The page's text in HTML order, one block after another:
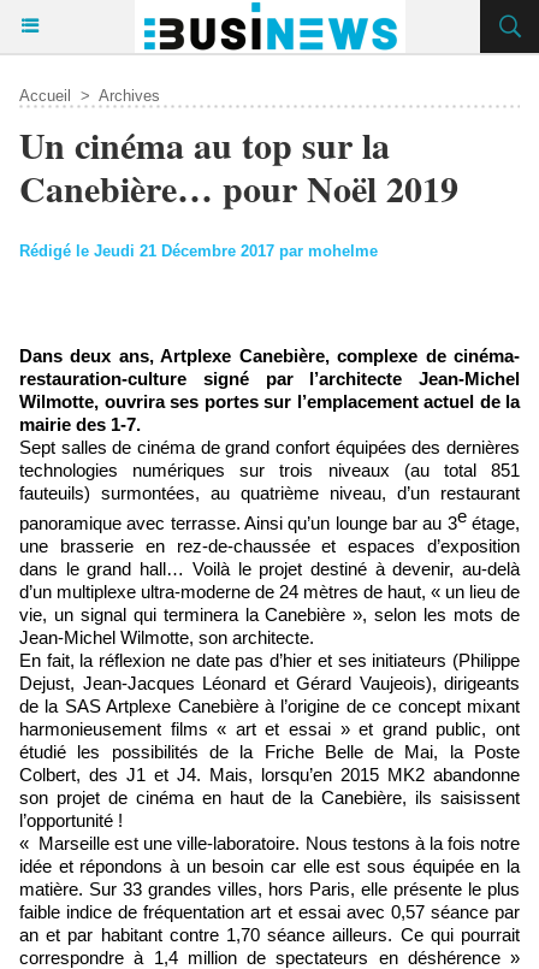
Accueil > Archives
Un cinéma au top sur la
Canebière… pour Noël 2019
Rédigé le Jeudi 21 Décembre 2017 par mohelme
Dans deux ans, Artplexe Canebière, complexe de cinéma-
restauration-culture signé par l’architecte Jean-Michel
Wilmotte, ouvrira ses portes sur l’emplacement actuel de la
mairie des 1-7.
Sept salles de cinéma de grand confort équipées des dernières
technologies numériques sur trois niveaux (au total 851
fauteuils) surmontées, au quatrième niveau, d’un restaurant
panoramique avec terrasse. Ainsi qu’un lounge bar au 3eétage,
une brasserie en rez-de-chaussée et espaces d’exposition
dans le grand hall… Voilà le projet destiné à devenir, au-delà
d’un multiplexe ultra-moderne de 24 mètres de haut, « un lieu de
vie, un signal qui terminera la Canebière », selon les mots de
Jean-Michel Wilmotte, son architecte.
En fait, la réflexion ne date pas d’hier et ses initiateurs (Philippe
Dejust, Jean-Jacques Léonard et Gérard Vaujeois), dirigeants
de la SAS Artplexe Canebière à l’origine de ce concept mixant
harmonieusement films « art et essai » et grand public, ont
étudié les possibilités de la Friche Belle de Mai, la Poste
Colbert, des J1 et J4. Mais, lorsqu’en 2015 MK2 abandonne
son projet de cinéma en haut de la Canebière, ils saisissent
l’opportunité !
« Marseille est une ville-laboratoire. Nous testons à la fois notre
idée et répondons à un besoin car elle est sous équipée en la
matière. Sur 33 grandes villes, hors Paris, elle présente le plus
faible indice de fréquentation art et essai avec 0,57 séance par
an et par habitant contre 1,70 séance ailleurs. Ce qui pourrait
correspondre à 1,4 million de spectateurs en déshérence »